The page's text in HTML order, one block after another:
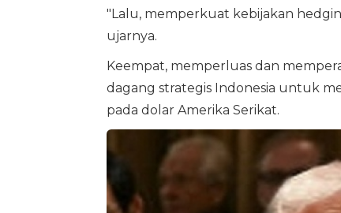
"Lalu, memperkuat kebijakan
ujarnya.
Keempat, memperluas dan
dagang strategis Indonesia untuk
pada dolar Amerika Serikat.